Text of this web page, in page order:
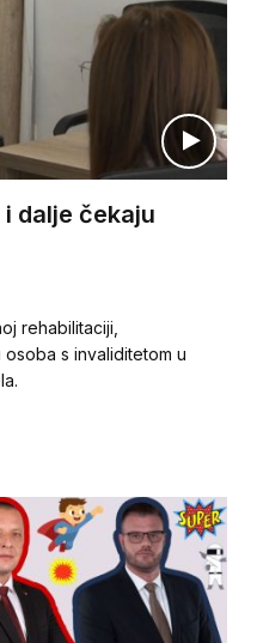
dalje čekaju
rehabilitaciji,
s invaliditetom u